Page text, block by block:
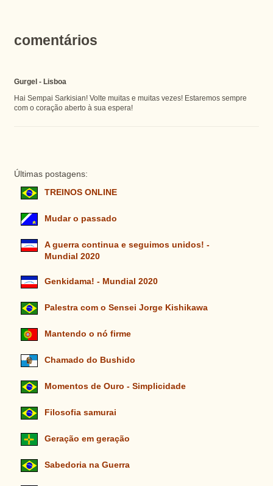
comentários
Gurgel - Lisboa
Hai Sempai Sarkisian! Volte muitas e muitas vezes! Estaremos sempre
com o coração aberto à sua espera!
Últimas postagens:
TREINOS ONLINE
Mudar o passado
A guerra continua e seguimos unidos! -
Mundial 2020
Genkidama! - Mundial 2020
Palestra com o Sensei Jorge Kishikawa
Mantendo o nó firme
Chamado do Bushido
Momentos de Ouro - Simplicidade
Filosofia samurai
Geração em geração
Sabedoria na Guerra